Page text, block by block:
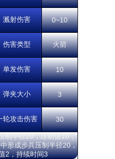
溅射伤害 0~10
伤害类型 火箭
单发伤害 10
弹夹大小 3
轮攻击伤害 30
制半径20，压制值10，
形成步兵压制半径20，
2，持续时间3